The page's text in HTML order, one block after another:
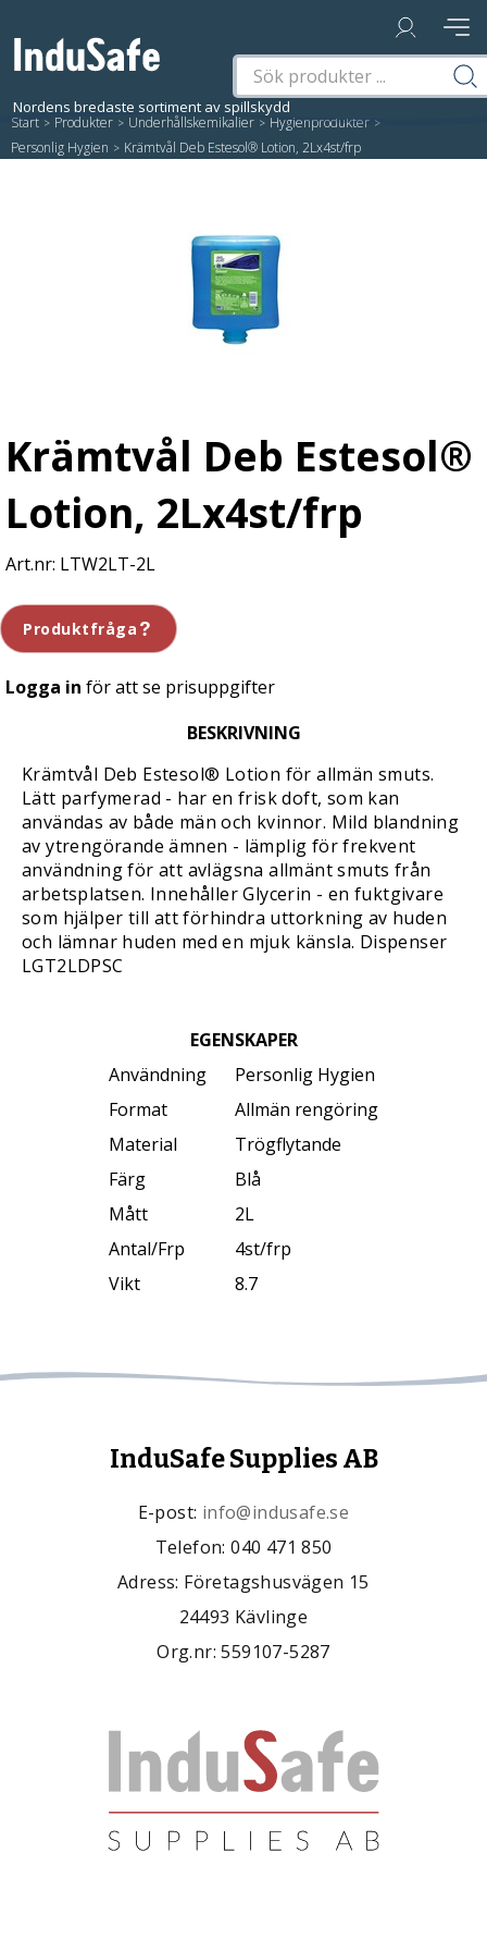
Start / Produkter / Underhållskemikalier / Hygienprodukter /
Personlig Hygien / Krämtvål Deb Estesol® Lotion, 2Lx4st/frp
Krämtvål Deb Estesol®
Lotion, 2Lx4st/frp
LTW2LT-2L
Produktfråga
Logga in för att se prisuppgifter
BESKRIVNING
Krämtvål Deb Estesol® Lotion för allmän smuts.
Lätt parfymerad - har en frisk doft, som kan
användas av både män och kvinnor. Mild blandning
av ytrengörande ämnen - lämplig för frekvent
användning för att avlägsna allmänt smuts från
arbetsplatsen. Innehåller Glycerin - en fuktgivare
som hjälper till att förhindra uttorkning av huden
och lämnar huden med en mjuk känsla. Dispenser
LGT2LDPSC
EGENSKAPER
Användning
Personlig Hygien
Format
Allmän rengöring
Material
Trögflytande
Färg
Blå
Mått
2L
Antal/Frp
4st/frp
Vikt
8.7
InduSafe Supplies AB
E-post: info@indusafe.se
Telefon: 040 471 850
Adress: Företagshusvägen 15
24493 Kävlinge
Org.nr: 559107-5287